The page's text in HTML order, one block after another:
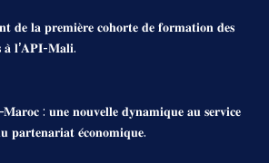
𝐝𝐞 𝐥𝐚 𝐩𝐫𝐞𝐦𝐢𝐞̀𝐫𝐞 𝐜𝐨𝐡𝐨𝐫𝐭𝐞 𝐝𝐞 𝐟𝐨𝐫𝐦𝐚𝐭𝐢𝐨𝐧 𝐝𝐞𝐬
𝐚̀ 𝐥’𝐀𝐏𝐈-𝐌𝐚𝐥𝐢.
: 𝐮𝐧𝐞 𝐧𝐨𝐮𝐯𝐞𝐥𝐥𝐞 𝐝𝐲𝐧𝐚𝐦𝐢𝐪𝐮𝐞 𝐚𝐮 𝐬𝐞𝐫𝐯𝐢𝐜𝐞
𝐩𝐚𝐫𝐭𝐞𝐧𝐚𝐫𝐢𝐚𝐭 𝐞́𝐜𝐨𝐧𝐨𝐦𝐢𝐪𝐮𝐞.